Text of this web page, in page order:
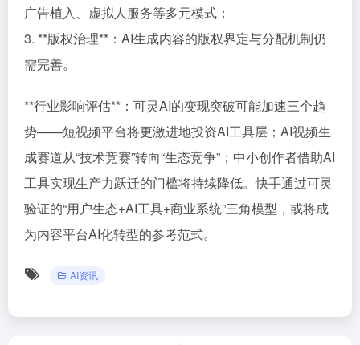
广告植入、虚拟人服务等多元模式；
3. **版权治理**：AI生成内容的版权界定与分配机制仍
需完善。
**行业影响评估**：可灵AI的变现突破可能加速三个趋
势——短视频平台将更激进地投资AI工具层；AI视频生
成赛道从“技术竞赛”转向“生态竞争”；中小创作者借助AI
工具实现生产力跃迁的门槛将持续降低。快手通过可灵
验证的“用户生态+AI工具+商业系统”三角模型，或将成
为内容平台AI化转型的参考范式。
AI资讯